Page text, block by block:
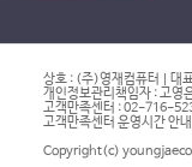
상호 : (주)영재컴퓨터 | 대
개인정보관리책임자 : 고영
고객만족센터 : 02-716-
고객만족센터 운영시간 안
Copyright(c)